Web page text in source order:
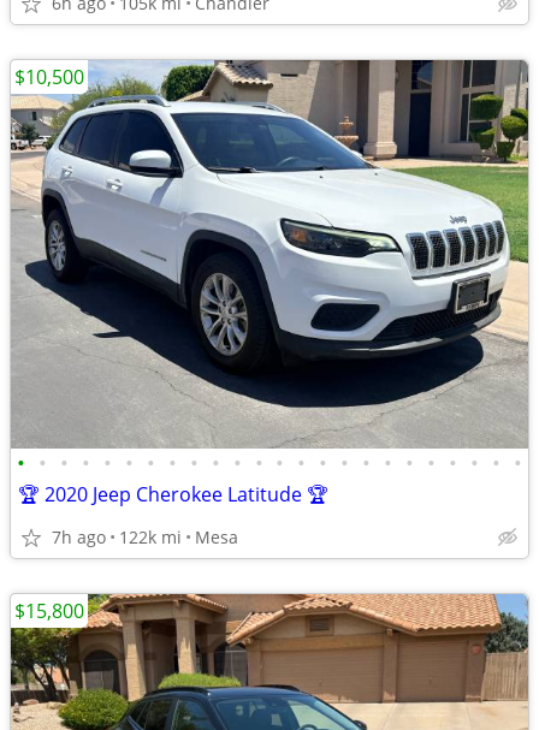
• • • • • • • • • • • • • • • • • • • • • • • •
🏆 2020 Jeep Cherokee Latitude 🏆
7h ago 122k mi Mesa
$10,500
$15,800